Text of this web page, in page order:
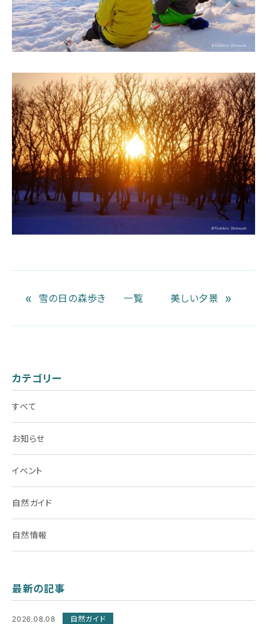
« 雪の日の森歩き 一覧 美しい夕景 »
カテゴリー
すべて
お知らせ
イベント
自然ガイド
自然情報
最新の記事
2026.08.08 自然ガイド